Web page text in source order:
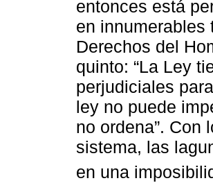
entonces está
en innumerables
Derechos del
quinto: “La Ley
perjudiciales
ley no puede
no ordena”. Con
sistema, las
en una